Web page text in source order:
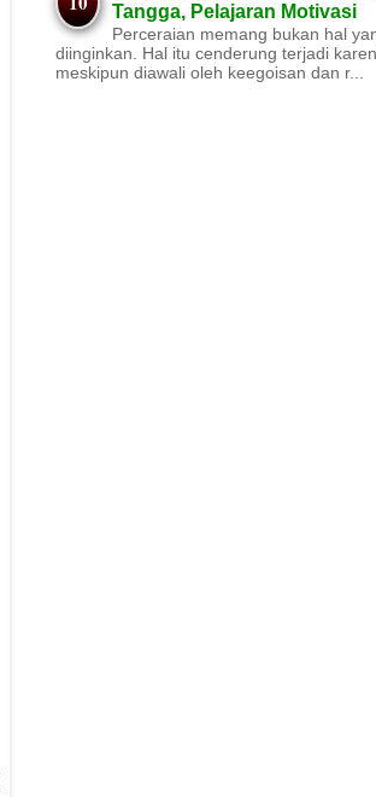
Tangga, Pelajaran Motivasi
Perceraian memang bukan hal
diinginkan. Hal itu cenderung terjadi
meskipun diawali oleh keegoisan dan r...